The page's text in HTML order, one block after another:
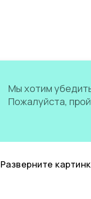
Мы хотим
Пожалуйста,
Разверните